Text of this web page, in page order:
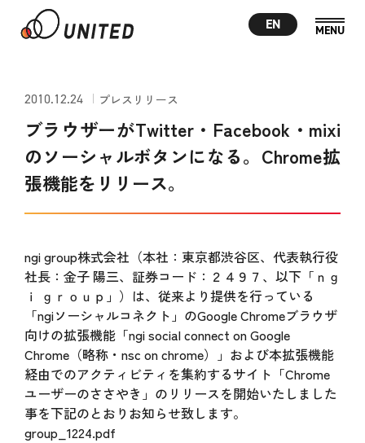
EN
2010.12.24 プレスリリース
ブラウザーがTwitter・Facebook・mixi
のソーシャルボタンになる。Chrome拡
張機能をリリース。
ngi group株式会社（本社：東京都渋谷区、代表執行役
社長：金子 陽三、証券コード：２４９７、以下「ｎｇ
ｉ ｇｒｏｕｐ」）は、従来より提供を行っている
「ngiソーシャルコネクト」のGoogle Chromeブラウザ
向けの拡張機能「ngi social connect on Google
Chrome（略称・nsc on chrome）」および本拡張機能
経由でのアクティビティを集約するサイト「Chrome
ユーザーのささやき」のリリースを開始いたしました
事を下記のとおりお知らせ致します。
group_1224.pdf